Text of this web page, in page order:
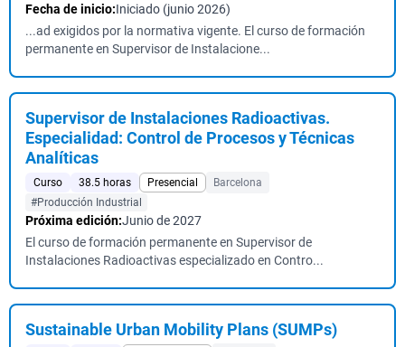
Fecha de inicio:Iniciado (junio 2026)
...ad exigidos por la normativa vigente. El curso de formación
permanente en Supervisor de Instalacione...
Supervisor de Instalaciones Radioactivas.
Especialidad: Control de Procesos y Técnicas
Analíticas
Curso 38.5 horas Presencial
Barcelona
#Producción Industrial
Próxima edición:Junio de 2027
El curso de formación permanente en Supervisor de
Instalaciones Radioactivas especializado en Contro...
Sustainable Urban Mobility Plans (SUMPs)